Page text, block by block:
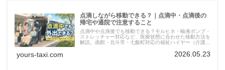
点滴しながら移動できる？｜点滴中・点滴後の
帰宅や通院で注意すること
点滴中や点滴後でも移動できる？モルヒネ・輸液ポンプ・
ストレッチャー対応など、医療状態に合わせた移動方法を
解説。函館・北斗市・七飯町対応の福祉ハイヤー（介護タ
yours-taxi.com 2026.05.23